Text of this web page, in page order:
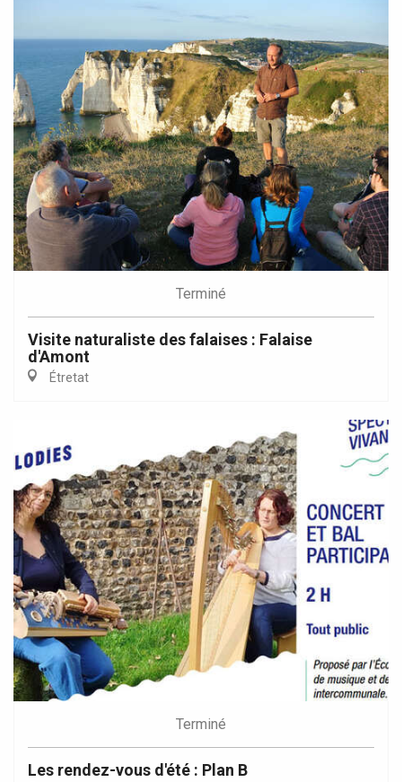
Terminé
Visite naturaliste des falaises : Falaise
d'Amont
Étretat
Terminé
Les rendez-vous d'été : Plan B